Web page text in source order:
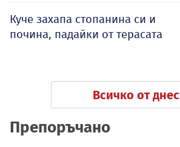
Куче захапа стопанина си и
почина, падайки от терасата
Всичко от днес
Препоръчано